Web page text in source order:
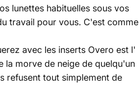
lunettes habituelles sous vos
travail pour vous. C'est comme
avec les inserts Overo est l'
la morve de neige de quelqu'un
refusent tout simplement de